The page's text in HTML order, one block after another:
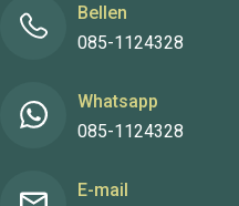
Bellen
085-1124328
Whatsapp
085-1124328
E-mail